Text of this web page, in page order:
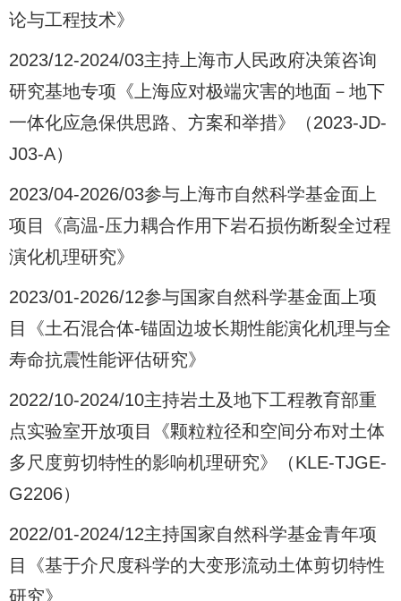
论与工程技术》
2023/12-2024/03主持上海市人民政府决策咨询
研究基地专项《上海应对极端灾害的地面－地下
一体化应急保供思路、方案和举措》（2023-JD-
J03-A）
2023/04-2026/03参与上海市自然科学基金面上
项目《高温-压力耦合作用下岩石损伤断裂全过程
演化机理研究》
2023/01-2026/12参与国家自然科学基金面上项
目《土石混合体-锚固边坡长期性能演化机理与全
寿命抗震性能评估研究》
2022/10-2024/10主持岩土及地下工程教育部重
点实验室开放项目《颗粒粒径和空间分布对土体
多尺度剪切特性的影响机理研究》（KLE-TJGE-
G2206）
2022/01-2024/12主持国家自然科学基金青年项
目《基于介尺度科学的大变形流动土体剪切特性
研究》